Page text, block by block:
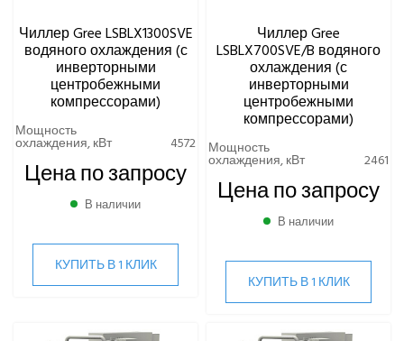
Чиллер Gree LSBLX1300SVE
водяного охлаждения (с
инверторными
центробежными
компрессорами)
Мощность
охлаждения, кВт 4572
Цена по запросу
В наличии
КУПИТЬ В 1 КЛИК
Чиллер Gree
LSBLX700SVE/B водяного
охлаждения (с
инверторными
центробежными
компрессорами)
Мощность
охлаждения, кВт 2461
Цена по запросу
В наличии
КУПИТЬ В 1 КЛИК